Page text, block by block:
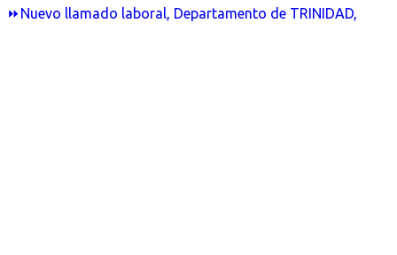
⏩Nuevo llamado laboral, Departamento de TRINIDAD,